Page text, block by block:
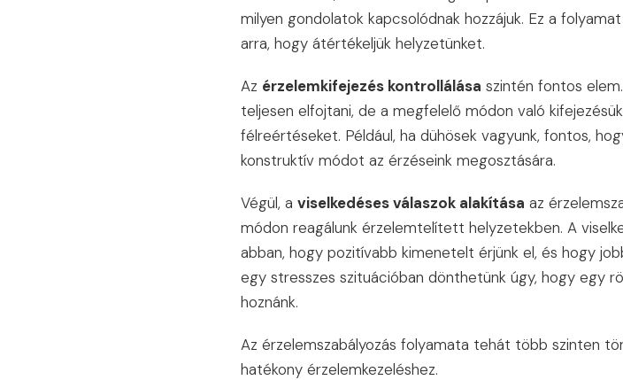
milyen gondolatok kapcsolódnak hozzájuk. Ez a
arra, hogy átértékeljük helyzetünket.
Az érzelemkifejezés kontrollálása szintén fontos
teljesen elfojtani, de a megfelelő módon való
félreértéseket. Például, ha dühösek vagyunk, fontos,
konstruktív módot az érzéseink megosztására.
Végül, a viselkedéses válaszok alakítása az
módon reagálunk érzelemtelített helyzetekben. A
abban, hogy pozitívabb kimenetelt érjünk el, és hogy
egy stresszes szituációban dönthetünk úgy, hogy egy
hoznánk.
Az érzelemszabályozás folyamata tehát több szinten
hatékony érzelemkezeléshez.